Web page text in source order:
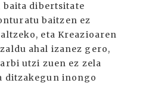
baita dibertsitate
baitzen ez
eta Kreazioaren
ahal izanez gero,
utzi zuen ez zela
ditzakegun inongo